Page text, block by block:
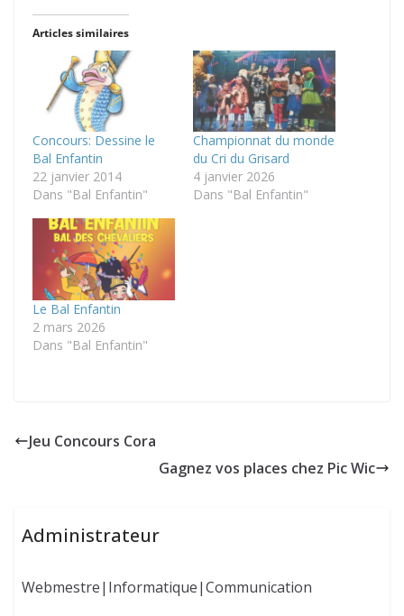
Articles similaires
Concours: Dessine le
Bal Enfantin
22 janvier 2014
Dans "Bal Enfantin"
Championnat du monde
du Cri du Grisard
4 janvier 2026
Dans "Bal Enfantin"
Le Bal Enfantin
2 mars 2026
Dans "Bal Enfantin"
Jeu Concours Cora
Gagnez vos places chez Pic Wic
Administrateur
Webmestre|Informatique|Communication